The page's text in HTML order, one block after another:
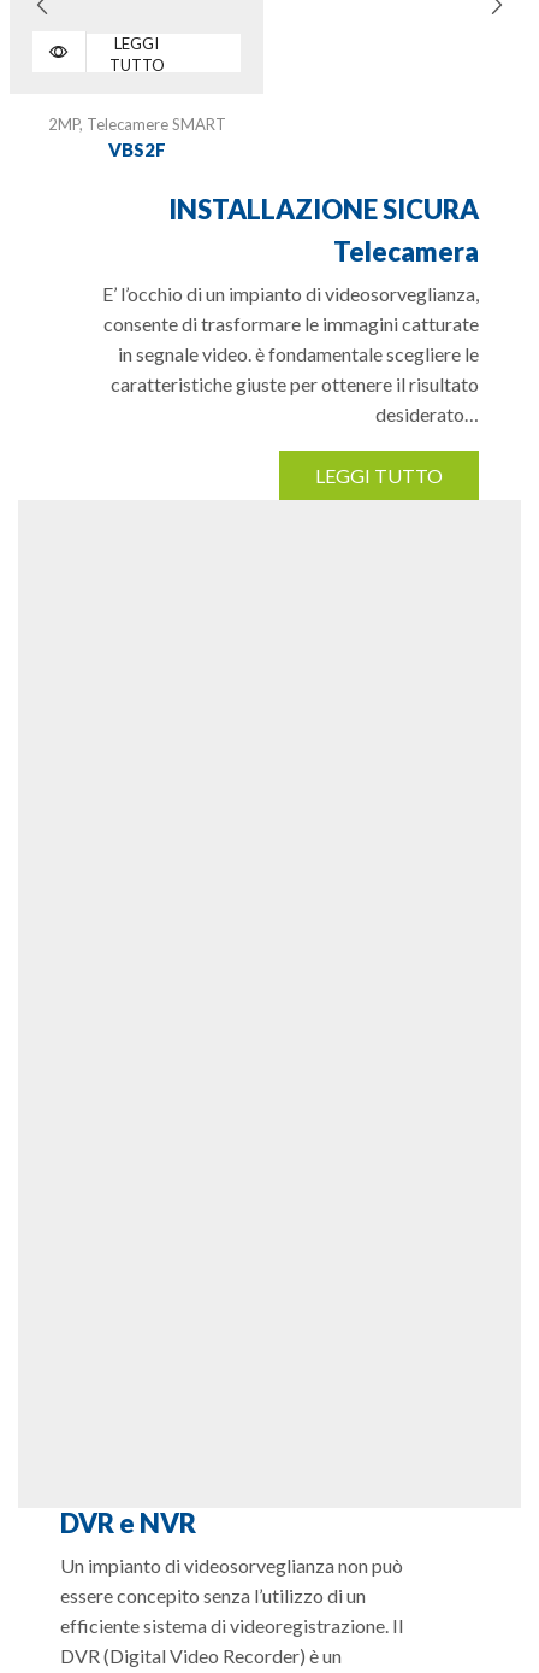
LEGGI
TUTTO
2MP, Telecamere SMART
VBS2F
INSTALLAZIONE SICURA
Telecamera
E’ l’occhio di un impianto di videosorveglianza,
consente di trasformare le immagini catturate
in segnale video. è fondamentale scegliere le
caratteristiche giuste per ottenere il risultato
desiderato…
LEGGI TUTTO
DVR e NVR
Un impianto di videosorveglianza non può
essere concepito senza l’utilizzo di un
efficiente sistema di videoregistrazione. Il
DVR (Digital Video Recorder) è un